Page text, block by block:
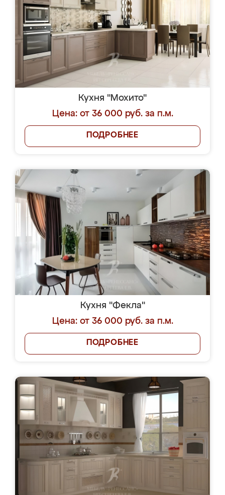
Кухня "Мохито"
Цена: от 36 000 руб. за п.м.
ПОДРОБНЕЕ
Кухня "Фекла"
Цена: от 36 000 руб. за п.м.
ПОДРОБНЕЕ